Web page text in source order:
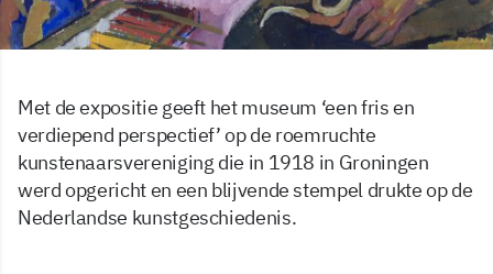
Met de expositie geeft het museum ‘een fris en
verdiepend perspectief’ op de roemruchte
kunstenaarsvereniging die in 1918 in Groningen
werd opgericht en een blijvende stempel drukte op de
Nederlandse kunstgeschiedenis.